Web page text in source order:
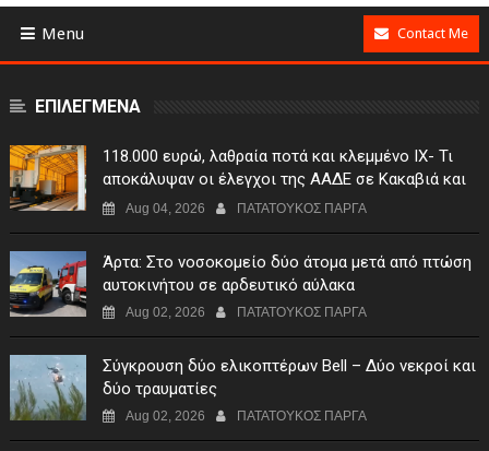
Menu Contact Me
ΕΠΙΛΕΓΜΕΝΑ
118.000 ευρώ, λαθραία ποτά και κλεμμένο ΙΧ- Τι
αποκάλυψαν οι έλεγχοι της ΑΑΔΕ σε Κακαβιά και
Μαυρομάτι
Aug 04, 2026 ΠΑΤΑΤΟΥΚΟΣ ΠΑΡΓΑ
Άρτα: Στο νοσοκομείο δύο άτομα μετά από πτώση
αυτοκινήτου σε αρδευτικό αύλακα
Aug 02, 2026 ΠΑΤΑΤΟΥΚΟΣ ΠΑΡΓΑ
Σύγκρουση δύο ελικοπτέρων Bell – Δύο νεκροί και
δύο τραυματίες
Aug 02, 2026 ΠΑΤΑΤΟΥΚΟΣ ΠΑΡΓΑ